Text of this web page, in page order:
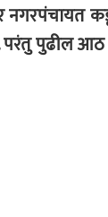
नगरपंचायत
पुढील आठ